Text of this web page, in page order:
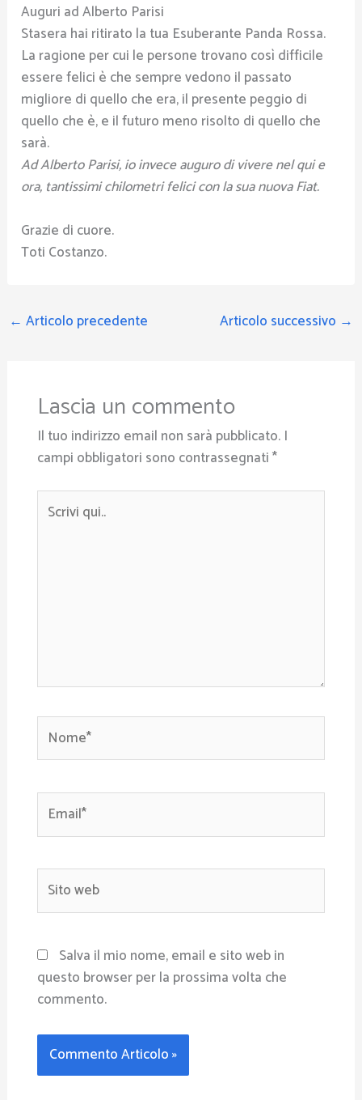
Auguri ad Alberto Parisi
Stasera hai ritirato la tua Esuberante Panda Rossa.
La ragione per cui le persone trovano così difficile
essere felici è che sempre vedono il passato
migliore di quello che era, il presente peggio di
quello che è, e il futuro meno risolto di quello che
sarà.
Ad Alberto Parisi, io invece auguro di vivere nel qui e
ora, tantissimi chilometri felici con la sua nuova Fiat.
Grazie di cuore.
Toti Costanzo.
← Articolo precedente Articolo successivo →
Lascia un commento
Il tuo indirizzo email non sarà pubblicato. I
campi obbligatori sono contrassegnati*
qui..
web
Salva il mio nome, email e sito web in
questo browser per la prossima volta che
commento.